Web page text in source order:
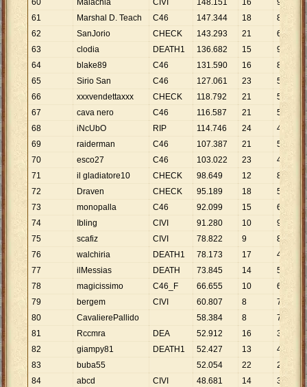
60
Malachia CIVI 148.151 16 9 259
61
Marshal D. Teach C46 147.344 18 8
186
62
SanJorio CHECK 143.293 21 6 .823
63
clodia DEATH1 136.682 15 9
112
64
blake89 C46 131.590 16 8
65
Sirio San C46 127.061 23 5 .524
66
xxxvendettaxxx CHECK 118.792 21 5
657
67
cava nero C46 116.587 21 5
68
iNcUbO RIP 114.746 24 4
781
69
raiderman C46 107.387 21 5
70
esco27 C46 103.022 23 4
71
il gladiatore10 CHECK 98.649 12 8 .
72
Draven CHECK 95.189 18 5
288
73
monopalla C46 92.099 15 6 140
74
Ibling CIVI 91.280 10 9
128
75
scafiz CIVI 78.822 9 8 .758
76
walchiria DEATH1 78.173 17 4
598
77
ilMessias DEATH 73.845 14 5
78
magicissimo C46_F 66.655 10 6 .666
79
bergem CIVI 60.807 8 7
601
80
CavalierePallido 58.384 8 7
81
Rccmra DEA 52.912 16 3
307
82
giampy81 DEATH1 52.427 13 4
83
buba55 52.054 22 2
84
abcd CIVI 48.681 14 3 .